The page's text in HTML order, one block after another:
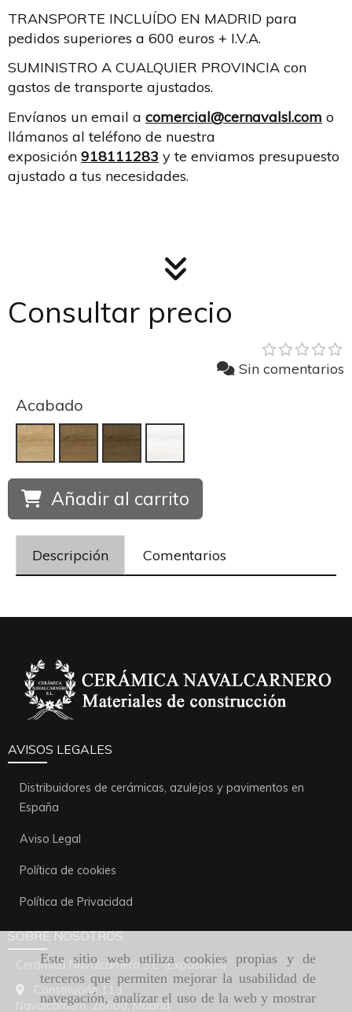
Este sitio web utiliza cookies propias y de
terceros que permiten mejorar la usabilidad de
navegación, analizar el uso de la web y mostrar
TRANSPORTE INCLUÍDO EN MADRID para
pedidos superiores a 600 euros + I.V.A.
SUMINISTRO A CUALQUIER PROVINCIA con
gastos de transporte ajustados.
Envíanos un email a comercial@cernavalsl.com o
llámanos al teléfono de nuestra
exposición 918111283 y te enviamos presupuesto
ajustado a tus necesidades.
Consultar precio
Sin comentarios
Acabado
Añadir al carrito
Descripción Comentarios
AVISOS LEGALES
Distribuidores de cerámicas, azulejos y pavimentos en
España
Aviso Legal
Política de cookies
Política de Privacidad
SOBRE NOSOTROS
Cerámica Navalcarnero S.L. (Exposición)
Constitución 113
Navalcarnero,28600,Madrid